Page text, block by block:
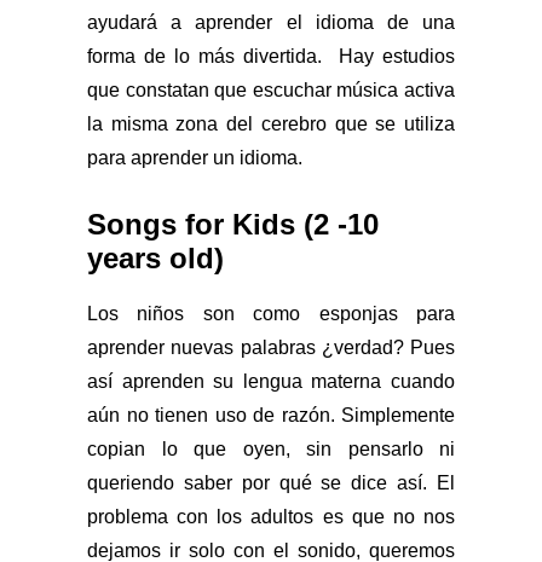
ayudará a aprender el idioma de una
forma de lo más divertida. Hay estudios
que constatan que escuchar música activa
la misma zona del cerebro que se utiliza
para aprender un idioma.
Songs for Kids (2 -10
years old)
Los niños son como esponjas para
aprender nuevas palabras ¿verdad? Pues
así aprenden su lengua materna cuando
aún no tienen uso de razón. Simplemente
copian lo que oyen, sin pensarlo ni
queriendo saber por qué se dice así. El
problema con los adultos es que no nos
dejamos ir solo con el sonido, queremos